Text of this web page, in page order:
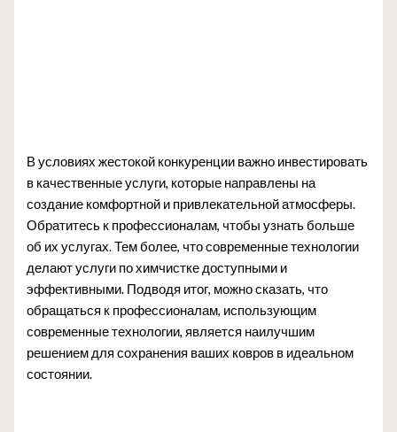
В условиях жестокой конкуренции важно инвестировать
в качественные услуги, которые направлены на
создание комфортной и привлекательной атмосферы.
Обратитесь к профессионалам, чтобы узнать больше
об их услугах. Тем более, что современные технологии
делают услуги по химчистке доступными и
эффективными. Подводя итог, можно сказать, что
обращаться к профессионалам, использующим
современные технологии, является наилучшим
решением для сохранения ваших ковров в идеальном
состоянии.